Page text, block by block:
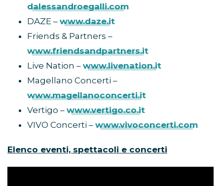
dalessandroegalli.com
DAZE – www.daze.it
Friends & Partners –
www.friendsandpartners.it
Live Nation – www.livenation.it
Magellano Concerti –
www.magellanoconcerti.it
Vertigo – www.vertigo.co.it
VIVO Concerti – www.vivoconcerti.com
Elenco eventi, spettacoli e concerti